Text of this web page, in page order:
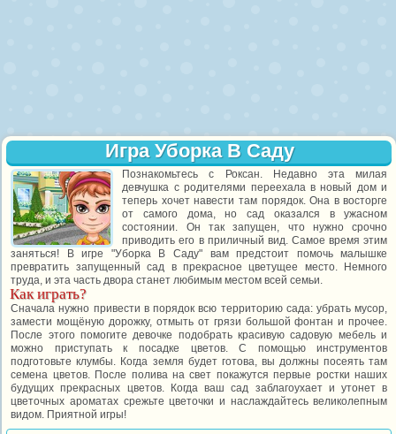
Игра Уборка В Саду
Познакомьтесь с Роксан. Недавно эта милая
девчушка с родителями переехала в новый дом и
теперь хочет навести там порядок. Она в восторге
от самого дома, но сад оказался в ужасном
состоянии. Он так запущен, что нужно срочно
приводить его в приличный вид. Самое время этим
заняться! В игре "Уборка В Саду" вам предстоит помочь малышке
превратить запущенный сад в прекрасное цветущее место. Немного
труда, и эта часть двора станет любимым местом всей семьи.
Как играть?
Сначала нужно привести в порядок всю территорию сада: убрать мусор,
замести мощёную дорожку, отмыть от грязи большой фонтан и прочее.
После этого помогите девочке подобрать красивую садовую мебель и
можно приступать к посадке цветов. С помощью инструментов
подготовьте клумбы. Когда земля будет готова, вы должны посеять там
семена цветов. После полива на свет покажутся первые ростки наших
будущих прекрасных цветов. Когда ваш сад заблагоухает и утонет в
цветочных ароматах срежьте цветочки и наслаждайтесь великолепным
видом. Приятной игры!